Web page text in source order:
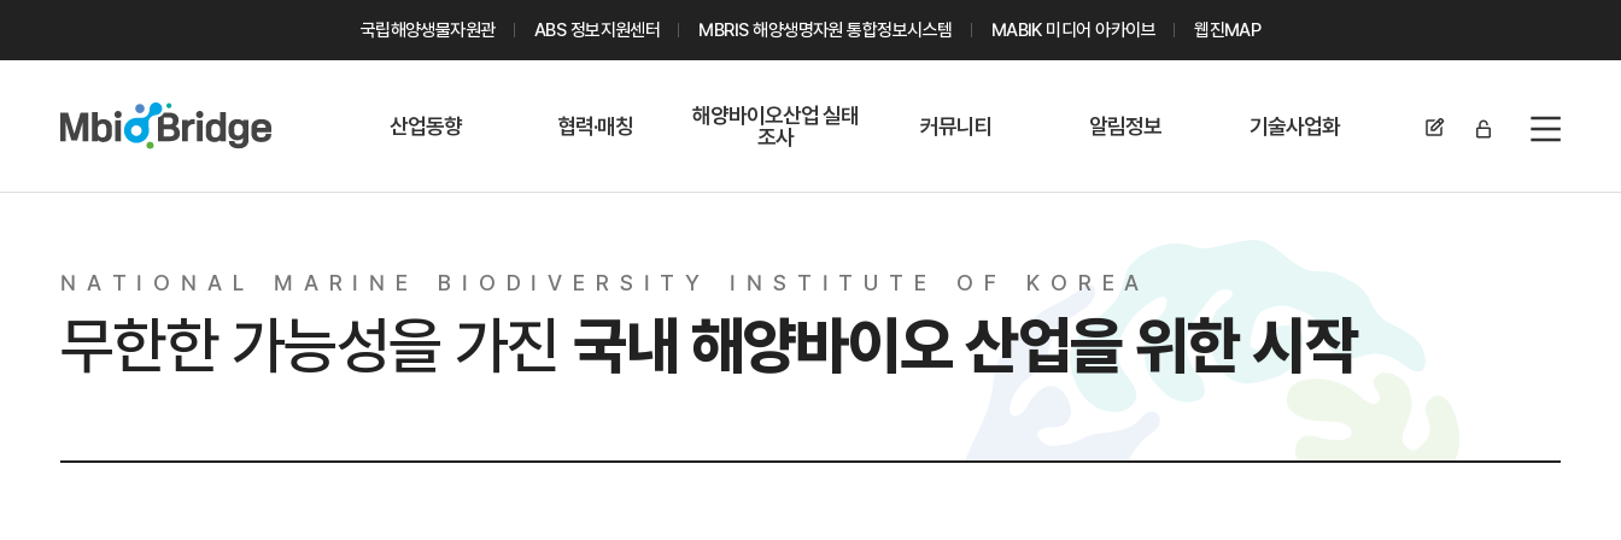
국립해양생물자원관 ABS 정보지원센터 MBRIS 해양생명자원 통합정보시스템 MABIK 미디어 아카이브 웹진MAP
전체메뉴
산업동향
국내 동향
해외 동향
협력·매칭
기업수요 매칭
기업 공동연구
신청
해양바이오산업 실태
조사
통계자료
커뮤니티
전문가 인력풀
지식포럼
해양바이오
알림정보
채용정보
세미나 및 행사
보도자료
기술사업화
신청
MABIK
전략특허
N A T I O N A L M A R I N E B I O D I V E R S I T Y I N S T I T U T E O F K O R E A
무한한 가능성을 가진 국내 해양바이오산업을 위한 시작